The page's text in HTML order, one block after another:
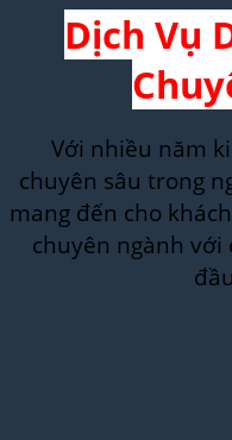
Dịch Vụ
Với nhiều năm
chuyên sâu trong
mang đến cho
chuyên ngành